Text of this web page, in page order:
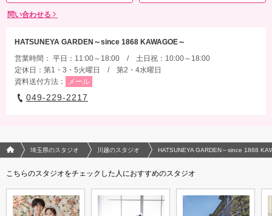
問い合わせる
HATSUNEYA GARDEN～since 1868 KAWAGOE～
営業時間： 平日：11:00～18:00 / 土日祝：10:00～18:00
定休日：第1・3・5火曜日 / 第2・4水曜日
資料送付方法：
メール
049-229-2217
フォトウエディング/結婚写真のPhotorait ホーム
埼玉県のスタジオ 川越のスタジオ HATSUNEYA GARDEN～since 1868
こちらのスタジオをチェックした人におすすめのスタジオ